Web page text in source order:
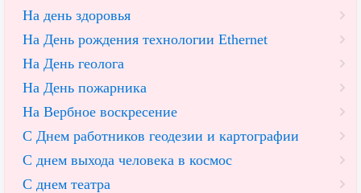
На день здоровья
На День рождения технологии Ethernet
На День геолога
На День пожарника
На Вербное воскресение
С Днем работников геодезии и картографии
С днем выхода человека в космос
С днем театра